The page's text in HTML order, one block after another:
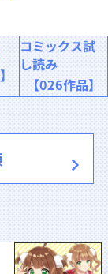
コミックス試
し読み
【026作品】